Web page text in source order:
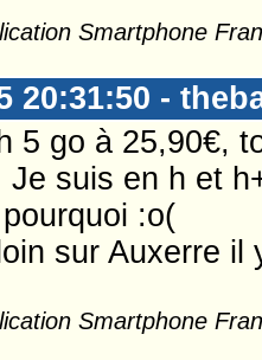
Smartphone
20:31:50 -
5 go à 25,90€,
Je suis en h et
:o(
sur Auxerre
Smartphone